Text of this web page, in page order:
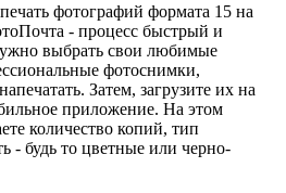
фотографий формата 15 на
- процесс быстрый и
выбрать свои любимые
фотоснимки,
Затем, загрузите их на
приложение. На этом
количество копий, тип
- будь то цветные или черно-